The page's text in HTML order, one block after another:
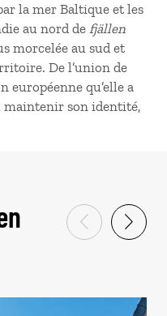
la mer Baltique et les
au nord defjällen
morcelée au sud et
De l’union de
européenne qu’elle a
maintenir son identité,